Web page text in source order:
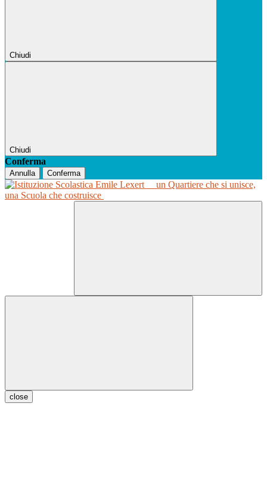
Chiudi
Chiudi
Conferma
Annulla Conferma
un Quartiere che si unisce,
una Scuola che costruisce
close